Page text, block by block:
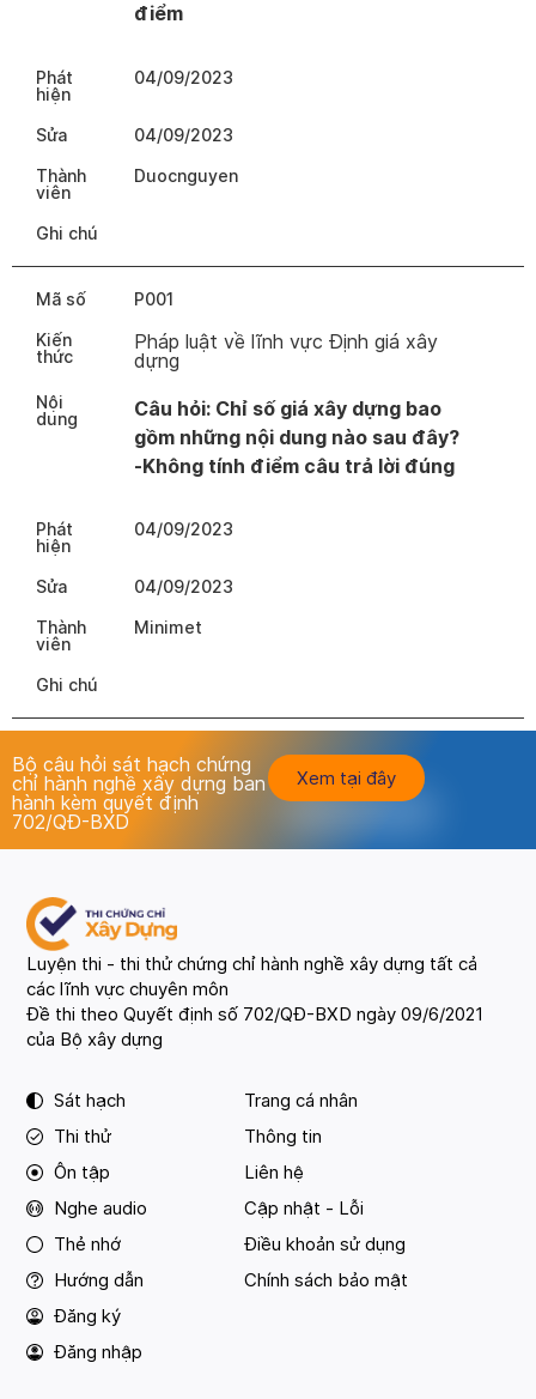
điểm
Phát
hiện
04/09/2023
Sửa
04/09/2023
Thành
viên
Duocnguyen
Ghi chú
Mã số
P001
Kiến
thức
Pháp luật về lĩnh vực Định giá xây
dựng
Nội
dung
Câu hỏi: Chỉ số giá xây dựng bao
gồm những nội dung nào sau đây?
-Không tính điểm câu trả lời đúng
Phát
hiện
04/09/2023
Sửa
04/09/2023
Thành
viên
Minimet
Ghi chú
Bộ câu hỏi sát hạch chứng
chỉ hành nghề xây dựng ban
hành kèm quyết định
702/QĐ-BXD
Xem tại đây
Luyện thi - thi thử chứng chỉ hành nghề xây dựng tất cả
các lĩnh vực chuyên môn
Đề thi theo Quyết định số 702/QĐ-BXD ngày 09/6/2021
của Bộ xây dựng
Sát hạch
Thi thử
Ôn tập
Nghe audio
Thẻ nhớ
Hướng dẫn
Đăng ký
Đăng nhập
Trang cá nhân
Thông tin
Liên hệ
Cập nhật - Lỗi
Điều khoản sử dụng
Chính sách bảo mật